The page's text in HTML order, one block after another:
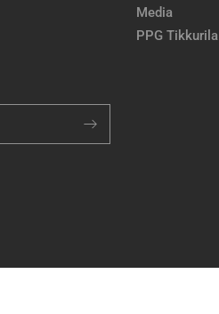
Media
PPG Tikkurila